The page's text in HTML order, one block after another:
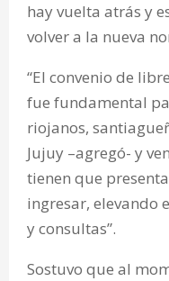
hay vuelta atrás y
volver a la nueva
“El convenio de
fue fundamental
riojanos,
Jujuy –agregó- y
tienen que
ingresar, elevando
y consultas”.
Sostuvo que al